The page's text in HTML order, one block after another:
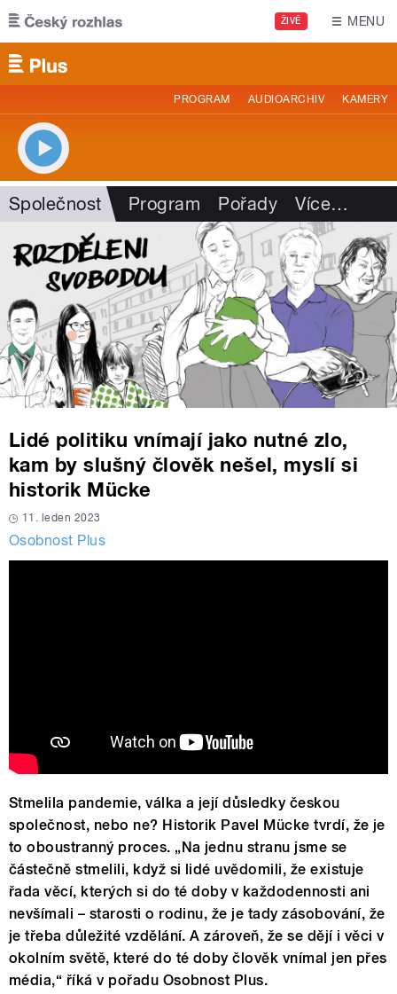
Přejít k hlavnímu obsahu
ŽIVĚ MENU
PROGRAM AUDIOARCHIV KAMERY
Společnost Program Pořady Více…
Lidé politiku vnímají jako nutné zlo,
kam by slušný člověk nešel, myslí si
historik Mücke
11. leden 2023
Osobnost Plus
Stmelila pandemie, válka a její důsledky českou
společnost, nebo ne? Historik Pavel Mücke tvrdí, že je
to oboustranný proces. „Na jednu stranu jsme se
částečně stmelili, když si lidé uvědomili, že existuje
řada věcí, kterých si do té doby v každodennosti ani
nevšímali – starosti o rodinu, že je tady zásobování, že
je třeba důležité vzdělání. A zároveň, že se dějí i věci v
okolním světě, které do té doby člověk vnímal jen přes
média,“ říká v pořadu Osobnost Plus.